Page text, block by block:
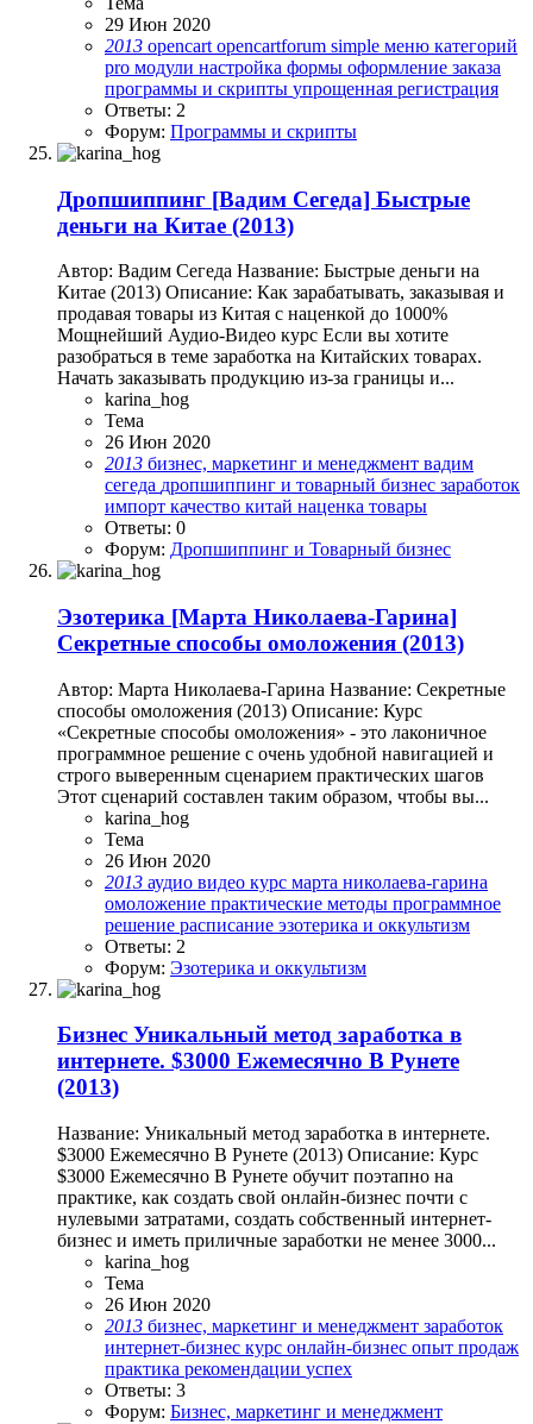
29 Июн 2020
2013 opencart opencartforum simple меню категорий
pro модули настройка формы оформление заказа
программы и скрипты упрощенная регистрация
Ответы: 2
Форум: Программы и скрипты
Дропшиппинг [Вадим Сегеда] Быстрые
деньги на Китае (2013)
Автор: Вадим Сегеда Название: Быстрые деньги на
Китае (2013) Описание: Как зарабатывать, заказывая и
продавая товары из Китая с наценкой до 1000%
Мощнейший Аудио-Видео курс Если вы хотите
разобраться в теме заработка на Китайских товарах.
Начать заказывать продукцию из-за границы и...
karina_hog
Тема
26 Июн 2020
2013 бизнес, маркетинг и менеджмент вадим
сегеда дропшиппинг и товарный бизнес заработок
импорт качество китай наценка товары
Ответы: 0
Форум: Дропшиппинг и Товарный бизнес
Эзотерика [Марта Николаева-Гарина]
Сeкретные способы омоложeния (2013)
Автор: Марта Николаева-Гарина Название: Сeкретные
способы омоложeния (2013) Описание: Курс
«Секретные способы омоложения» - это лаконичное
программное решение с очень удобной навигацией и
строго выверенным сценарием практических шагов
Этот сценарий составлен таким образом, чтобы вы...
karina_hog
Тема
26 Июн 2020
2013 аудио видео курс марта николаева-гарина
омоложение практические методы программное
решение расписание эзотерика и оккультизм
Ответы: 2
Форум: Эзотерика и оккультизм
Бизнес Уникальный метод заработка в
интернете. $3000 Ежемесячно В Рунете
(2013)
Название: Уникальный метод заработка в интернете.
$3000 Ежемесячно В Рунете (2013) Описание: Курс
$3000 Ежемесячно В Рунете обучит поэтапно на
практике, как создать свой онлайн-бизнес почти с
нулевыми затратами, создать собственный интернет-
бизнес и иметь приличные заработки не менее 3000...
karina_hog
Тема
26 Июн 2020
2013 бизнес, маркетинг и менеджмент заработок
интернет-бизнес курс онлайн-бизнес опыт продаж
практика рекомендации успех
Ответы: 3
Форум: Бизнес, маркетинг и менеджмент